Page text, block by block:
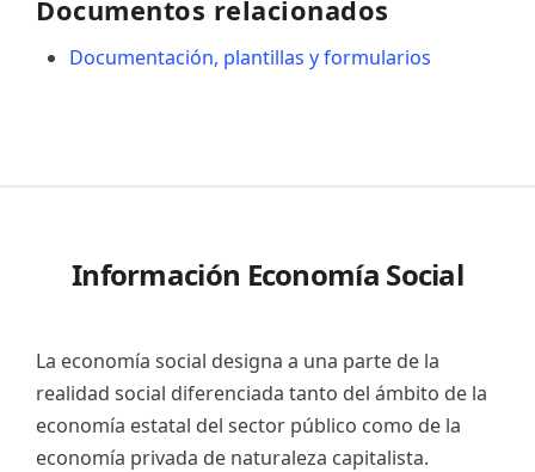
Documentos relacionados
Documentación, plantillas y formularios
Información Economía Social
La economía social designa a una parte de la
realidad social diferenciada tanto del ámbito de la
economía estatal del sector público como de la
economía privada de naturaleza capitalista.